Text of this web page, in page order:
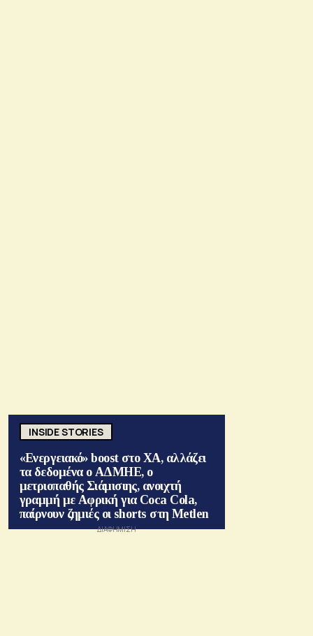
INSIDE STORIES
«Ενεργειακό» boost στο ΧΑ, αλλάζει
τα δεδομένα ο ΑΔΜΗΕ, ο
μετριοπαθής Σιάμισιης, ανοιχτή
γραμμή με Αφρική για Coca Cola,
παίρνουν ζημιές οι shorts στη Metlen